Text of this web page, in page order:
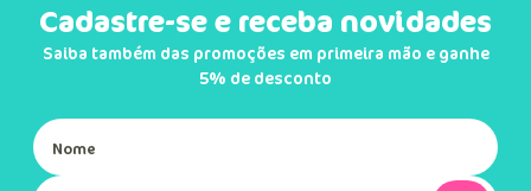
Cadastre-se e receba novidades
Saiba também das promoções em primeira mão e ganhe
5% de desconto